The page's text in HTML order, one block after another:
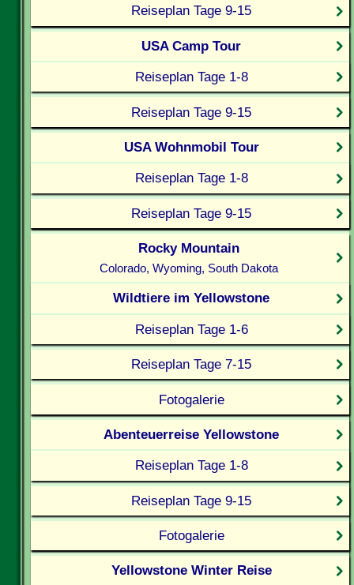
Reiseplan Tage 9-15
USA Camp Tour
Reiseplan Tage 1-8
Reiseplan Tage 9-15
USA Wohnmobil Tour
Reiseplan Tage 1-8
Reiseplan Tage 9-15
Rocky Mountain
Colorado, Wyoming, South Dakota
Wildtiere im Yellowstone
Reiseplan Tage 1-6
Reiseplan Tage 7-15
Fotogalerie
Abenteuerreise Yellowstone
Reiseplan Tage 1-8
Reiseplan Tage 9-15
Fotogalerie
Yellowstone Winter Reise